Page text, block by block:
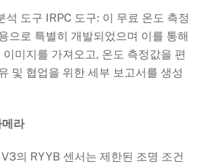
석 도구 IRPC 도구: 이 무료 온도 측정
으로 특별히 개발되었으며 이를 통해
미지를 가져오고, 온도 측정값을 편
및 협업을 위한 세부 보고서를 생성
라
의 RYYB 센서는 제한된 조명 조건